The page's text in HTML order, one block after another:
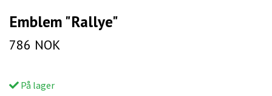
Emblem "Rallye"
786 NOK
På lager